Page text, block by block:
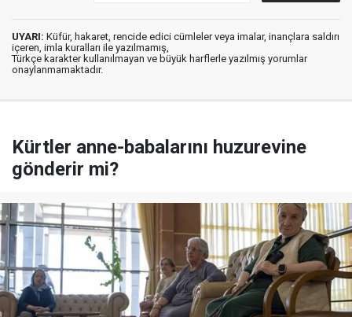
UYARI: Küfür, hakaret, rencide edici cümleler veya imalar, inançlara saldırı
içeren, imla kuralları ile yazılmamış,
Türkçe karakter kullanılmayan ve büyük harflerle yazılmış yorumlar
onaylanmamaktadır.
Kürtler anne-babalarını huzurevine
gönderir mi?